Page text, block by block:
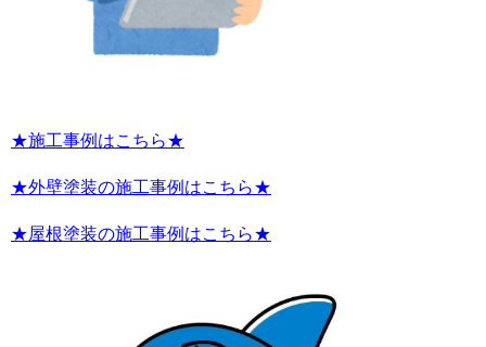
★施工事例はこちら★
★外壁塗装の施工事例はこちら★
★屋根塗装の施工事例はこちら★